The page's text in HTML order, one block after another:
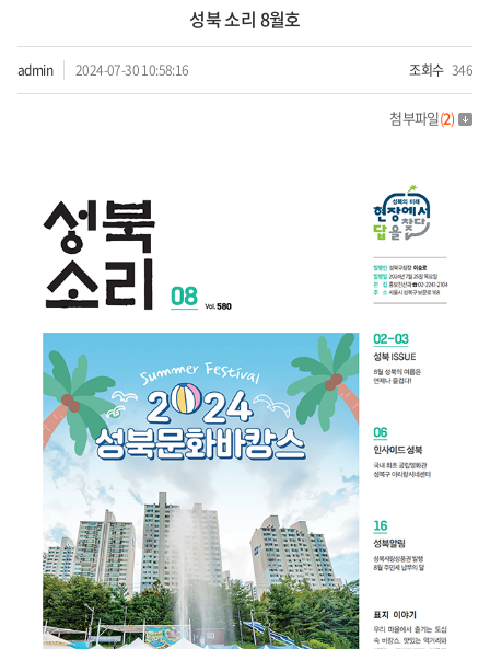
성북 소리 8월호
admin 2024-07-30 10:58:16 조회수 346
첨부파일(2)